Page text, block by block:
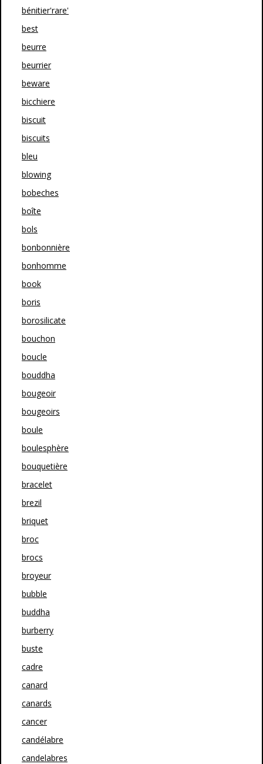
bénitier'rare'
best
beurre
beurrier
beware
bicchiere
biscuit
biscuits
bleu
blowing
bobeches
boîte
bols
bonbonnière
bonhomme
book
boris
borosilicate
bouchon
boucle
bouddha
bougeoir
bougeoirs
boule
boulesphère
bouquetière
bracelet
brezil
briquet
broc
brocs
broyeur
bubble
buddha
burberry
buste
cadre
canard
canards
cancer
candélabre
candelabres